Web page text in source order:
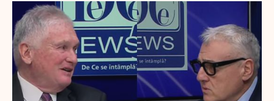
EXCLUSIV